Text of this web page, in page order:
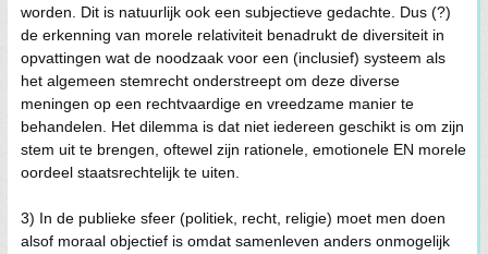
worden. Dit is natuurlijk ook een subjectieve gedachte. Dus (?)
de erkenning van morele relativiteit benadrukt de diversiteit in
opvattingen wat de noodzaak voor een (inclusief) systeem als
het algemeen stemrecht onderstreept om deze diverse
meningen op een rechtvaardige en vreedzame manier te
behandelen. Het dilemma is dat niet iedereen geschikt is om zijn
stem uit te brengen, oftewel zijn rationele, emotionele EN morele
oordeel staatsrechtelijk te uiten.
3) In de publieke sfeer (politiek, recht, religie) moet men doen
alsof moraal objectief is omdat samenleven anders onmogelijk